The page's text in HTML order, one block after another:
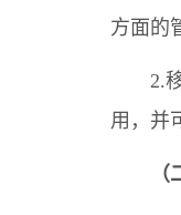
方面的
2.
用，并